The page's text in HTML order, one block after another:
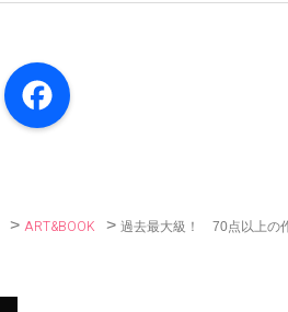
> ART&BOOK > 過去最大級！ 70点以上の